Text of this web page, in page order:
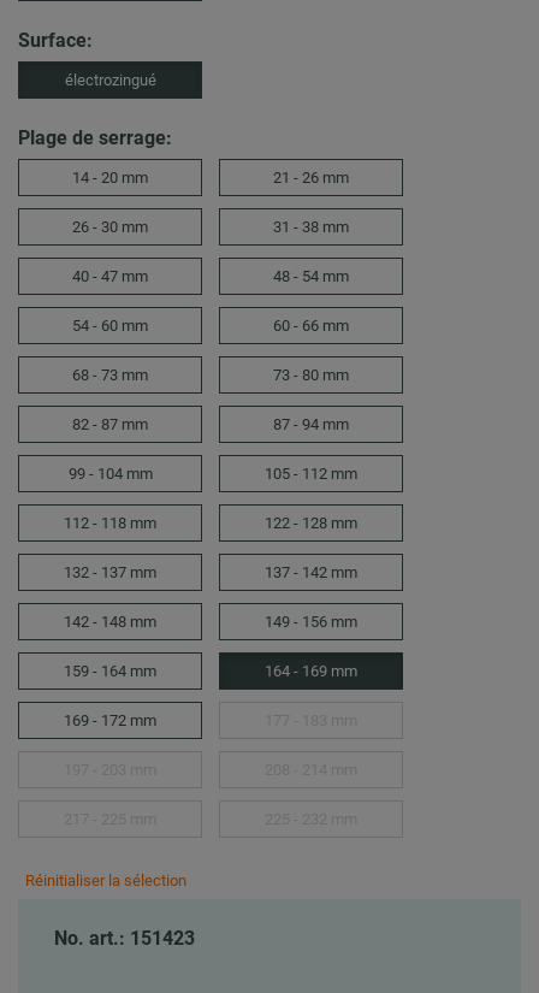
Surface:
électrozingué
Plage de serrage:
14 - 20 mm 21 - 26 mm
26 - 30 mm 31 - 38 mm
40 - 47 mm 48 - 54 mm
54 - 60 mm 60 - 66 mm
68 - 73 mm 73 - 80 mm
82 - 87 mm 87 - 94 mm
99 - 104 mm 105 - 112 mm
112 - 118 mm 122 - 128 mm
132 - 137 mm 137 - 142 mm
142 - 148 mm 149 - 156 mm
159 - 164 mm 164 - 169 mm
169 - 172 mm
Réinitialiser la sélection
No. art.: 151423